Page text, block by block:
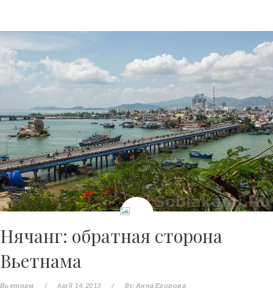
Нячанг: обратная сторона
Вьетнама
Вьетнам / April 14, 2013 / By: Анна Егорова